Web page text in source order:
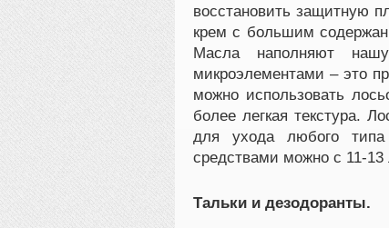
восстановить защитную
крем с большим
Масла наполняют
микроэлементами – это
можно использовать
более легкая текстура.
для ухода любого
средствами можно с 11-13
Тальки и дезодоранты.